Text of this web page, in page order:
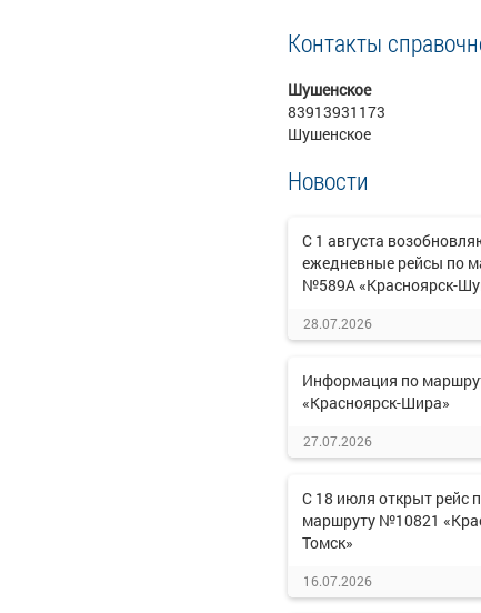
Контакты
Шушенское
83913931173
Шушенское
Новости
С 1 августа
ежедневные рейсы по
№589А «Красноярск-
28.07.2026
Информация по
«Красноярск-Шира»
27.07.2026
С 18 июля открыт рейс
маршруту №10821
Томск»
16.07.2026